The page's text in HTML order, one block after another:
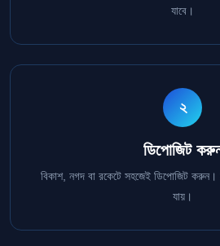
যাবে।
২
ডিপোজিট
বিকাশ, নগদ বা রকেটে সহজেই ডিপোজিট
যায়।